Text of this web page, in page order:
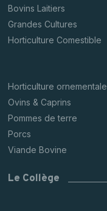
Bovins Laitiers
Grandes Cultures
Horticulture Comestible
Horticulture ornementale
Ovins & Caprins
Pommes de terre
Porcs
Viande Bovine
Le Collège